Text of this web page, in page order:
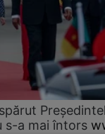
s-a mai întors